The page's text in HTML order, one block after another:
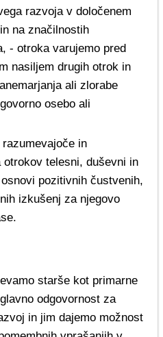
razvoja v določenem
na značilnostih
- otroka varujemo pred
nasiljem drugih otrok in
ali zlorabe
osebo ali
in
otrokov telesni, duševni in
pozitivnih čustvenih,
izkušenj za njegovo
starše kot primarne
odgovornost za
in jim dajemo možnost